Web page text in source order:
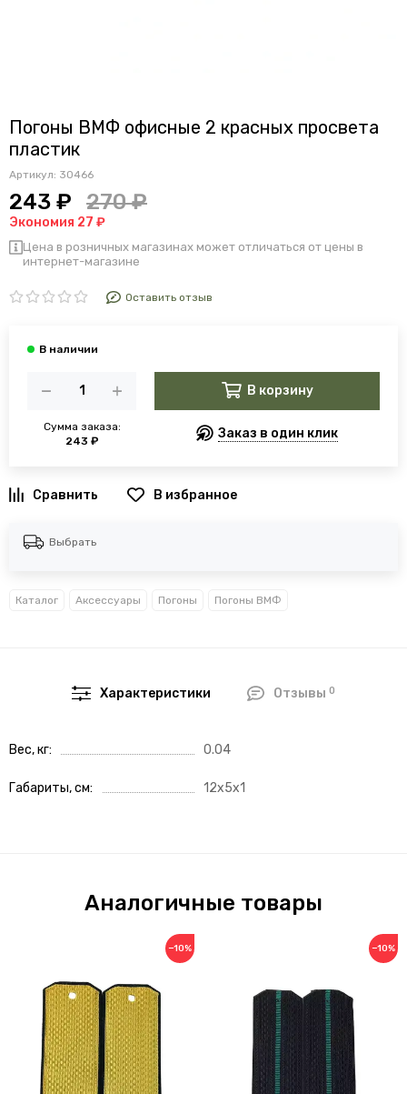
Погоны ВМФ офисные 2 красных просвета
пластик
Артикул: 30466
243 ₽ 270 ₽
Экономия 27 ₽
Цена в розничных магазинах может отличаться от цены в
интернет-магазине
Оставить отзыв
Сумма заказа:
243 ₽
В корзину
Заказ в один клик
В избранное
Выбрать
Каталог Аксессуары Погоны Погоны ВМФ
Характеристики Отзывы 0
Вес, кг 0.04
Габариты, см 12x5x1
Аналогичные товары
−10% −10%